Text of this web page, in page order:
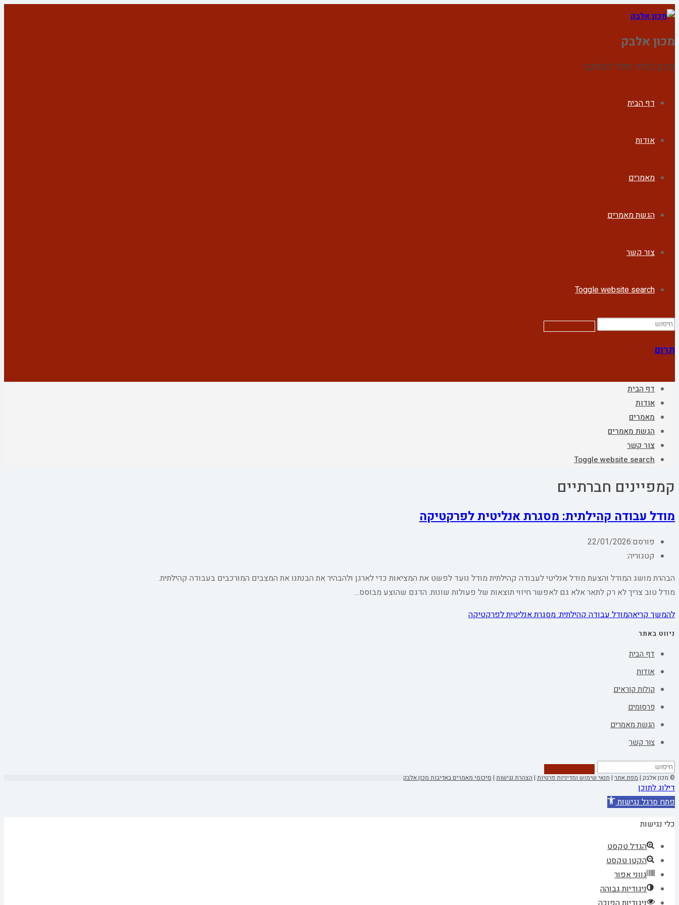
מכון אלבק
מכון בלתי תלוי למחקר
דף הבית
אודות
מאמרים
הגשת מאמרים
צור קשר
Toggle website search
תרום
דף הבית
אודות
מאמרים
הגשת מאמרים
צור קשר
Toggle website search
קמפיינים חברתיים
מודל עבודה קהילתית: מסגרת אנליטית לפרקטיקה
פורסם:22/01/2026
קטגוריה:
הבהרת מושג המודל והצעת מודל אנליטי לעבודה קהילתית מודל נועד לפשט את המציאות כדי לארגן ולהבהיר את הבנתנו את המצבים המורכבים בעבודה קהילתית.
מודל טוב צריך לא רק לתאר אלא גם לאפשר חיזוי תוצאות של פעולות שונות. הדגם שהוצע מבוסס…
להמשך קריאהמודל עבודה קהילתית: מסגרת אנליטית לפרקטיקה
ניווט באתר
דף הבית
אודות
קולות קוראים
פרסומים
הגשת מאמרים
צור קשר
© מכון אלבק | מפת אתר | תנאי שימוש ומדיניות פרטיות | הצהרת נגישות | סיכומי מאמרים באדיבות מכון אלבק
דילוג לתוכן
פתח סרגל נגישות
כלי נגישות
הגדל טקסט
הקטן טקסט
גווני אפור
ניגודיות גבוהה